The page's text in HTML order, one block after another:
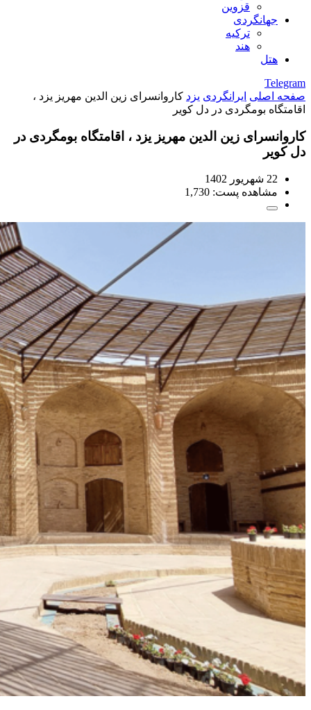
قزوین
جهانگردی
ترکیه
هند
هتل
Telegram
صفحه اصلی ایرانگردی یزد کاروانسرای زین الدین مهریز یزد ،
اقامتگاه بومگردی در دل کویر
کاروانسرای زین الدین مهریز یزد ، اقامتگاه بومگردی در
دل کویر
22 شهریور 1402
مشاهده پست: 1,730